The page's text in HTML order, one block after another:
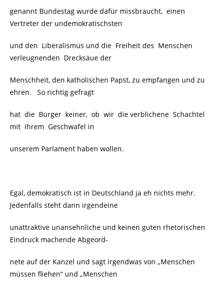
genannt Bundestag wurde dafür missbraucht, einen
Vertreter der undemokratischsten
und den Liberalismus und die Freiheit des Menschen
verleugnenden Drecksäue der
Menschheit, den katholischen Papst, zu empfangen und zu
ehren. So richtig gefragt
hat die Bürger keiner, ob wir die verblichene Schachtel
mit ihrem Geschwafel in
unserem Parlament haben wollen.
Egal, demokratisch ist in Deutschland ja eh nichts mehr.
Jedenfalls steht dann irgendeine
unattraktive unansehnliche und keinen guten rhetorischen
Eindruck machende Abgeord-
nete auf der Kanzel und sagt irgendwas von „Menschen
müssen fliehen“ und „Menschen